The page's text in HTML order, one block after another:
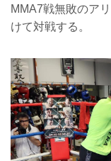
MMA7戦無敗のア
けて対戦する。